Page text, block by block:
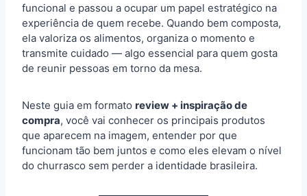
funcional e passou a ocupar um papel estratégico na
experiência de quem recebe. Quando bem composta,
ela valoriza os alimentos, organiza o momento e
transmite cuidado — algo essencial para quem gosta
de reunir pessoas em torno da mesa.
Neste guia em formato review + inspiração de
compra, você vai conhecer os principais produtos
que aparecem na imagem, entender por que
funcionam tão bem juntos e como eles elevam o nível
do churrasco sem perder a identidade brasileira.